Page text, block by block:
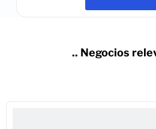
.. Negocios